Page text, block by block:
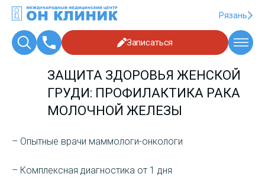
Рязань
Записаться
ЗАЩИТА ЗДОРОВЬЯ ЖЕНСКОЙ
ГРУДИ: ПРОФИЛАКТИКА РАКА
МОЛОЧНОЙ ЖЕЛЕЗЫ
– Опытные врачи маммологи-онкологи
– Комплексная диагностика от 1 дня